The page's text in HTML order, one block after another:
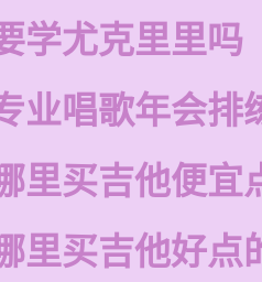
学尤克里里吗
业唱歌年会排
里买吉他便宜
里买吉他好点